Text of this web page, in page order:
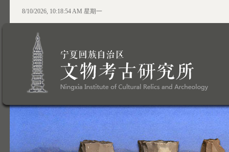
8/10/2026, 10:18:54 AM 星期一